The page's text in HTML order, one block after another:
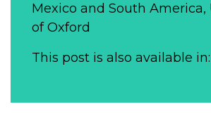
Mexico and South America,
of Oxford
This post is also available in: